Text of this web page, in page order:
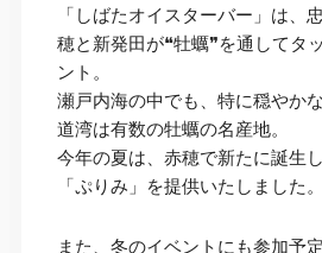
「しばたオイスターバー」は、
穂と新発田が❝牡蠣❞を通してタ
ント。
瀬戸内海の中でも、特に穏やか
道湾は有数の牡蠣の名産地。
今年の夏は、赤穂で新たに誕生
「ぷりみ」を提供いたしました。
また、冬のイベントにも参加予